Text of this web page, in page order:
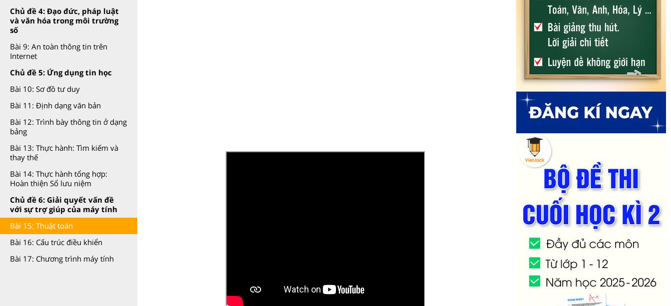
Chủ đề 4: Đạo đức, pháp luật
và văn hóa trong môi trường
số
Bài 9: An toàn thông tin trên
Internet
Chủ đề 5: Ứng dụng tin học
Bài 10: Sơ đồ tư duy
Bài 11: Định dạng văn bản
Bài 12: Trình bày thông tin ở dạng
bảng
Bài 13: Thực hành: Tìm kiếm và
thay thế
Bài 14: Thực hành tổng hợp:
Hoàn thiện Sổ lưu niệm
Chủ đề 6: Giải quyết vấn đề
với sự trợ giúp của máy tính
Bài 15: Thuật toán
Bài 16: Cấu trúc điều khiển
Bài 17: Chương trình máy tính